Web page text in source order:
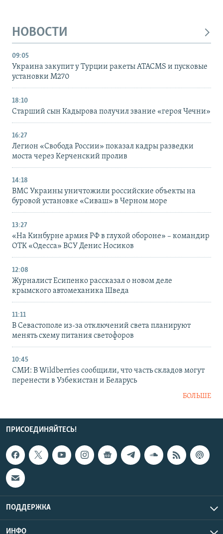
НОВОСТИ
09:05
Украина закупит у Турции ракеты ATACMS и пусковые
установки M270
18:10
Старший сын Кадырова получил звание «героя Чечни»
16:27
Легион «Свобода России» показал кадры разведки
моста через Керченский пролив
14:18
ВМС Украины уничтожили российские объекты на
буровой установке «Сиваш» в Черном море
13:27
«На Кинбурне армия РФ в глухой обороне» – командир
ОТК «Одесса» ВСУ Денис Носиков
12:08
Журналист Есипенко рассказал о новом деле
крымского автомеханика Шведа
11:11
В Севастополе из-за отключений света планируют
менять схему питания светофоров
10:45
СМИ: В Wildberries сообщили, что часть складов могут
перенести в Узбекистан и Беларусь
БОЛЬШЕ
ПРИСОЕДИНЯЙТЕСЬ!
ПОДДЕРЖКА
ИНФО